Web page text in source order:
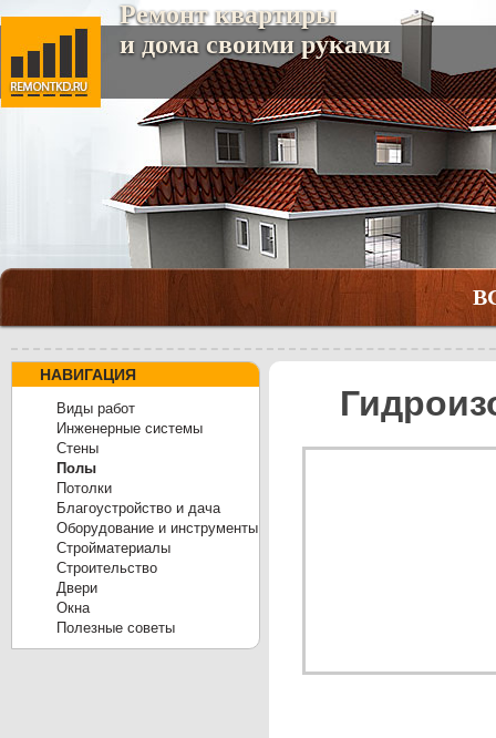
Ремонт квартиры
и дома своими руками
НАВИГАЦИЯ
Виды работ
Инженерные системы
Cтены
Полы
Потолки
Благоустройство и дача
Оборудование и инструменты
Стройматериалы
Строительство
Двери
Окна
Полезные советы